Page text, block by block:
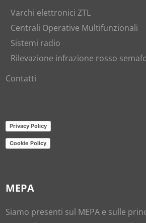
Varchi elettronici ZTL
Centrali Operative Multifunzionali
Sistemi radio
Rilevazione infrazione rosso
Contatti
Privacy Policy
Cookie Policy
MEPA
Siamo presenti sul MEPA e sulle